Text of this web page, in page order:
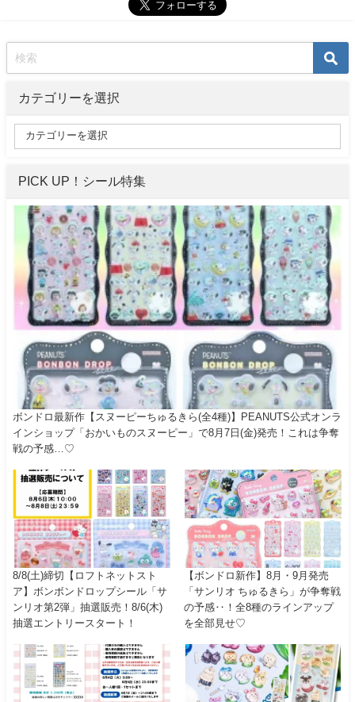
カテゴリーを選択
PICK UP！シール特集
ボンドロ最新作【スヌーピーちゅるきら(全4種)】PEANUTS公式オンラ
インショップ「おかいものスヌーピー」で8月7日(金)発売！これは争奪
戦の予感…♡
8/8(土)締切【ロフトネットスト
ア】ボンボンドロップシール「サ
ンリオ第2弾」抽選販売！8/6(木)
抽選エントリースタート！
【ボンドロ新作】8月・9月発売
「サンリオ ちゅるきら」が争奪戦
の予感‥！全8種のラインアップ
を全部見せ♡